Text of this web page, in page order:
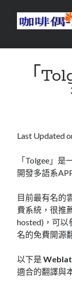
咖
常
資
訊
欄
android
docker
firewall
httpd
LetsEncrypt
lubuntu
「
Last Updated
「Tolgee」
開發多語系
目前最有名的
費系統，很推
hosted)，可以
名的免費開源
以下是
適合的翻譯與